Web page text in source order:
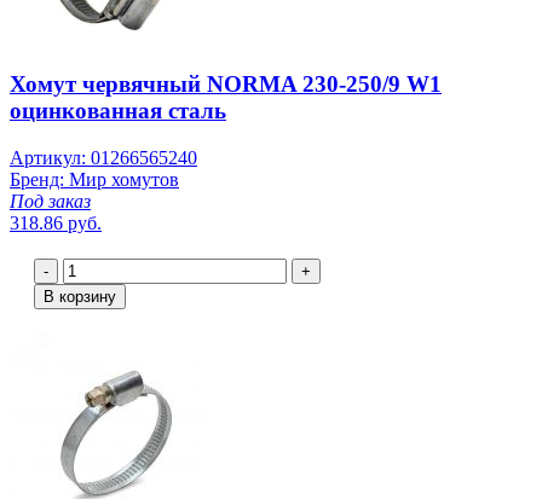
Хомут червячный NORMA 230-250/9 W1
оцинкованная сталь
Артикул: 01266565240
Бренд: Мир хомутов
Под заказ
318.86 руб.
-
+
В корзину